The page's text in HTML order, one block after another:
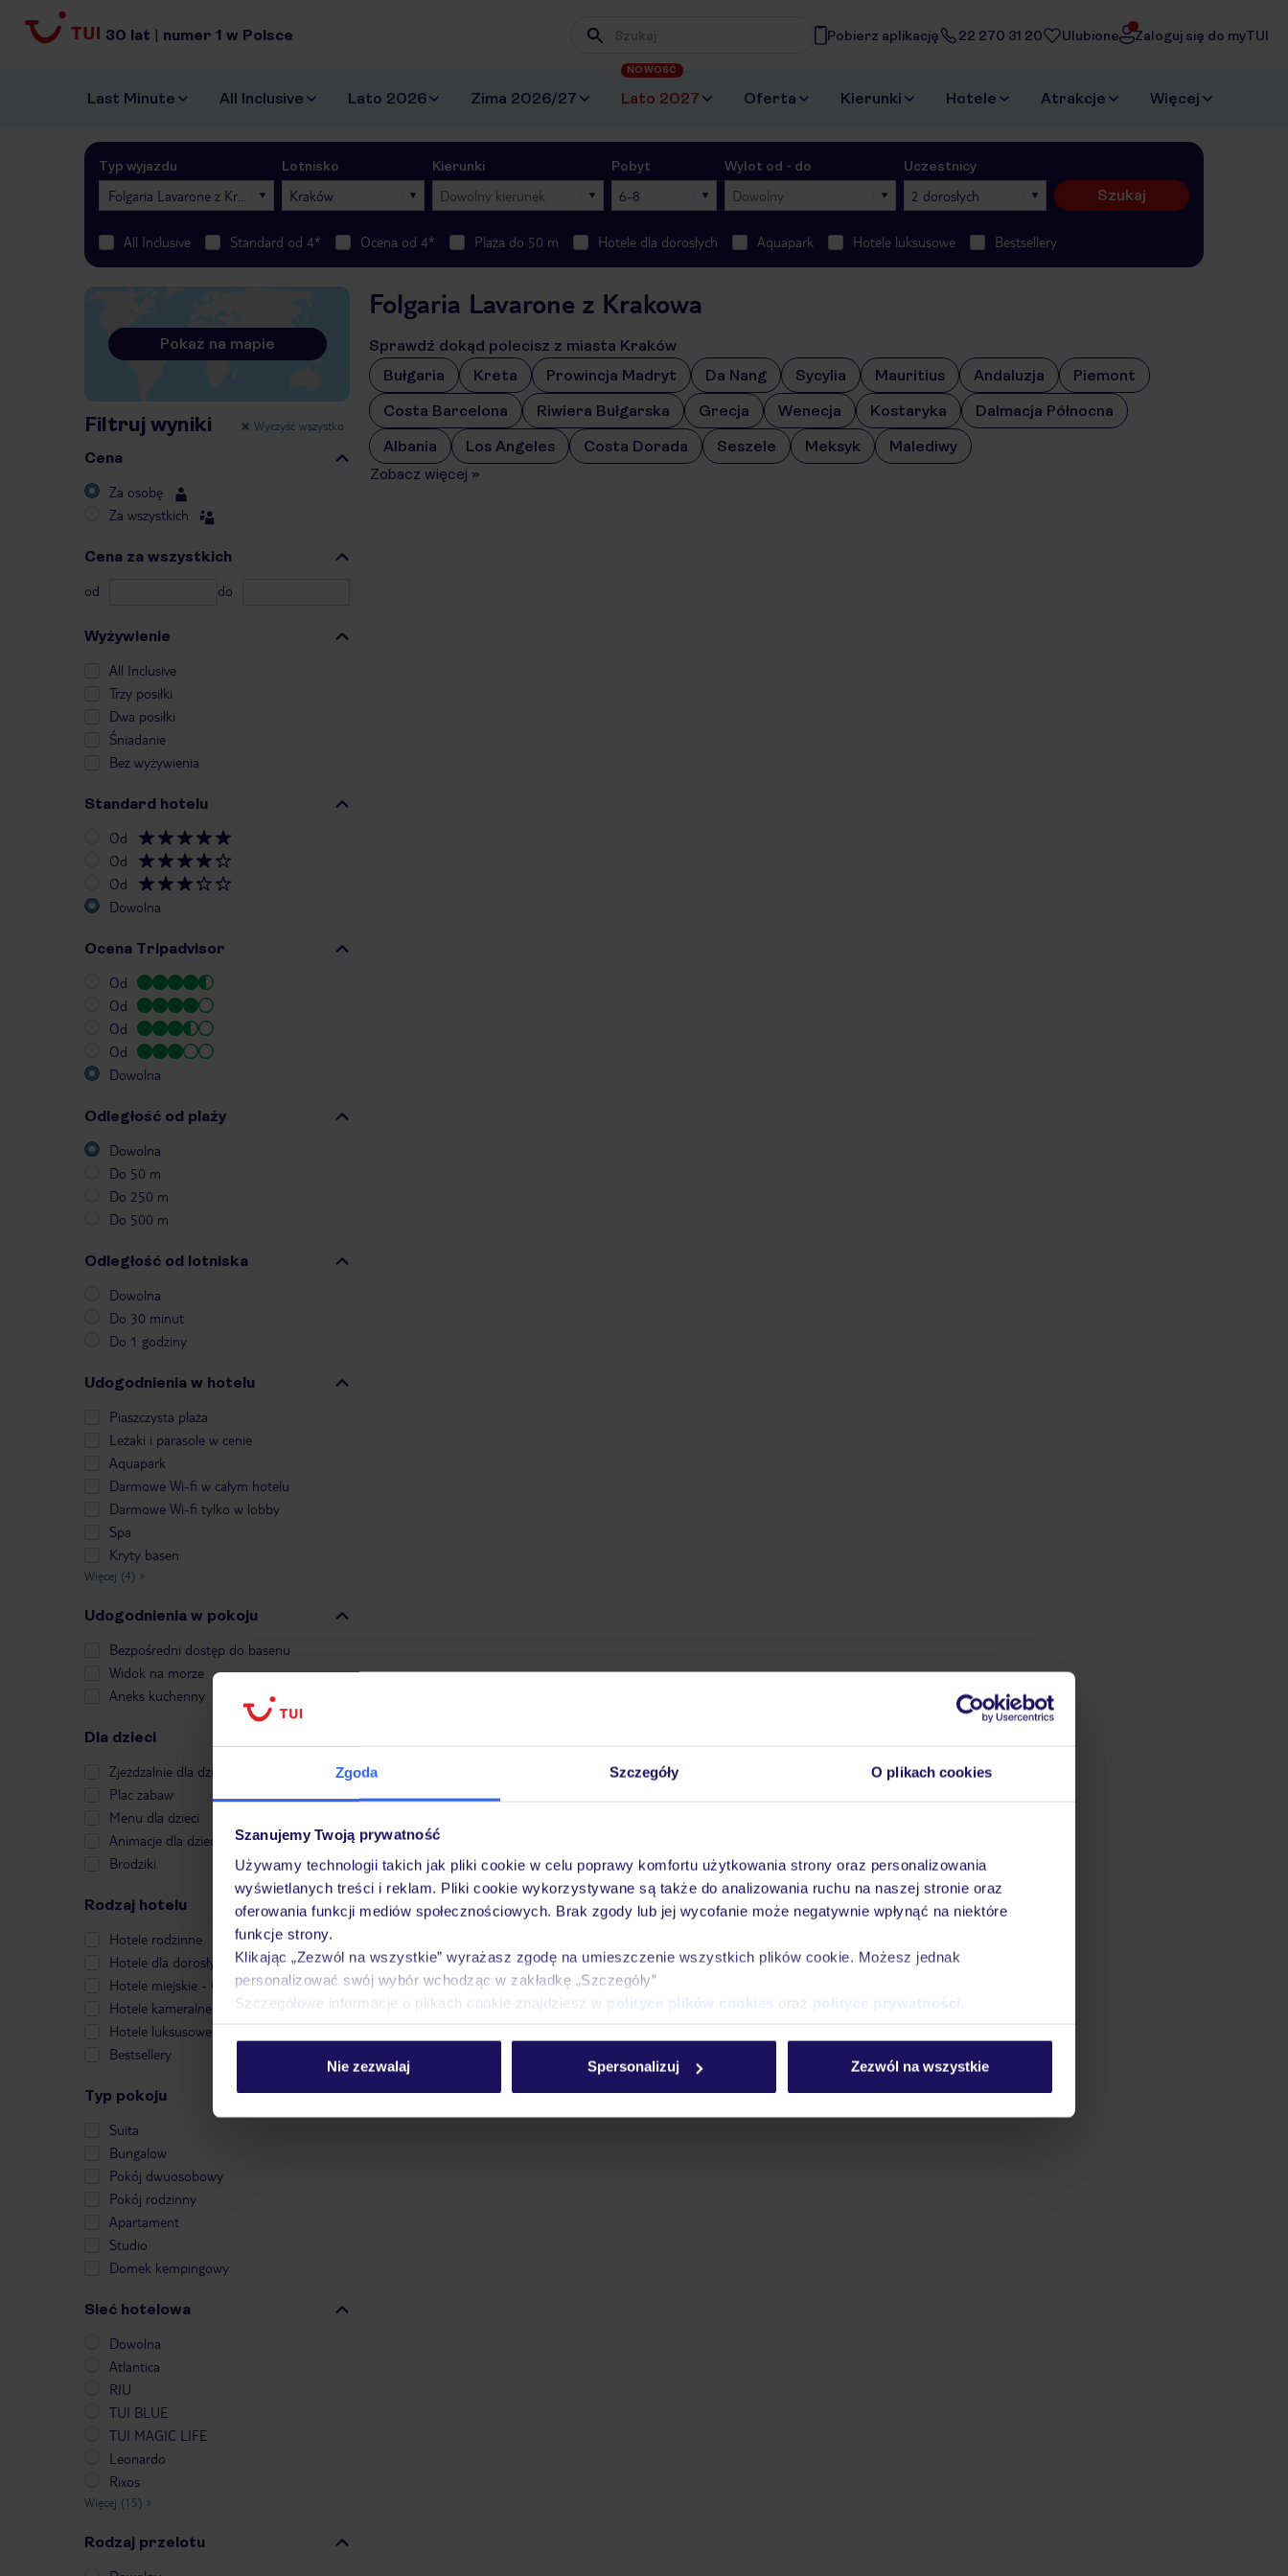
Zgoda Szczegóły O plikach cookies
Szanujemy Twoją prywatność
Używamy technologii takich jak pliki cookie w celu poprawy komfortu użytkowania strony oraz personalizowania
wyświetlanych treści i reklam. Pliki cookie wykorzystywane są także do analizowania ruchu na naszej stronie oraz
oferowania funkcji mediów społecznościowych. Brak zgody lub jej wycofanie może negatywnie wpłynąć na niektóre
funkcje strony.
Klikając „Zezwól na wszystkie” wyrażasz zgodę na umieszczenie wszystkich plików cookie. Możesz jednak
personalizować swój wybór wchodząc w zakładkę „Szczegóły”
Szczegółowe informacje o plikach cookie znajdziesz w polityce plików cookies oraz polityce prywatności
Nie zezwalaj Spersonalizuj Zezwól na wszystkie
30 lat | numer 1 w Polsce Wpisz frazę, której szukasz
Pobierz aplikację 22 270 31 20 Ulubione Zaloguj się do myTUI
Last Minute All Inclusive Lato 2026 Zima 2026/27 Lato 2027
NOWOŚĆ
Oferta Kierunki Hotele Atrakcje Więcej
Typ wyjazdu
Folgaria Lavarone z Krakowa
Lotnisko
Kraków
Kierunki
Dowolny kierunek
Pobyt
6-8
Wylot od - do
Dowolny
Uczestnicy
2 dorosłych Szukaj
All Inclusive Standard od 4* Ocena od 4* Plaża do 50 m Hotele dla dorosłych Aquapark Hotele luksusowe Bestsellery
Pokaż na mapie
Filtruj wyniki Wyczyść wszystko
Cena
Za osobę
Za wszystkich
Cena za wszystkich
od do
Wyżywienie
All Inclusive
Trzy posiłki
Dwa posiłki
Śniadanie
Bez wyżywienia
Standard hotelu
Od
Od
Od
Dowolna
Ocena Tripadvisor
Od
Od
Od
Od
Dowolna
Odległość od plaży
Dowolna
Do 50 m
Do 250 m
Do 500 m
Odległość od lotniska
Dowolna
Do 30 minut
Do 1 godziny
Udogodnienia w hotelu
Piaszczysta plaża
Leżaki i parasole w cenie
Aquapark
Darmowe Wi-fi w całym hotelu
Darmowe Wi-fi tylko w lobby
Spa
Kryty basen
Więcej (4) »
Udogodnienia w pokoju
Bezpośredni dostęp do basenu
Widok na morze
Aneks kuchenny
Dla dzieci
Zjeżdzalnie dla dzieci
Plac zabaw
Menu dla dzieci
Animacje dla dzieci
Brodziki
Rodzaj hotelu
Hotele rodzinne
Hotele dla dorosłych
Hotele miejskie - City Break
Hotele kameralne
Hotele luksusowe
Bestsellery
Typ pokoju
Suita
Bungalow
Pokój dwuosobowy
Pokój rodzinny
Apartament
Studio
Domek kempingowy
Sieć hotelowa
Dowolna
Atlantica
RIU
TUI BLUE
TUI MAGIC LIFE
Leonardo
Rixos
Więcej (15) »
Rodzaj przelotu
Folgaria Lavarone z Krakowa
Sprawdź dokąd polecisz z miasta Kraków
Bułgaria
Kreta Prowincja Madryt Da Nang Sycylia Mauritius Andaluzja
Piemont
Costa Barcelona
Riwiera Bułgarska Grecja Wenecja Kostaryka
Dalmacja Północna
Albania
Los Angeles Costa Dorada Seszele Meksyk
Malediwy
Zobacz więcej »